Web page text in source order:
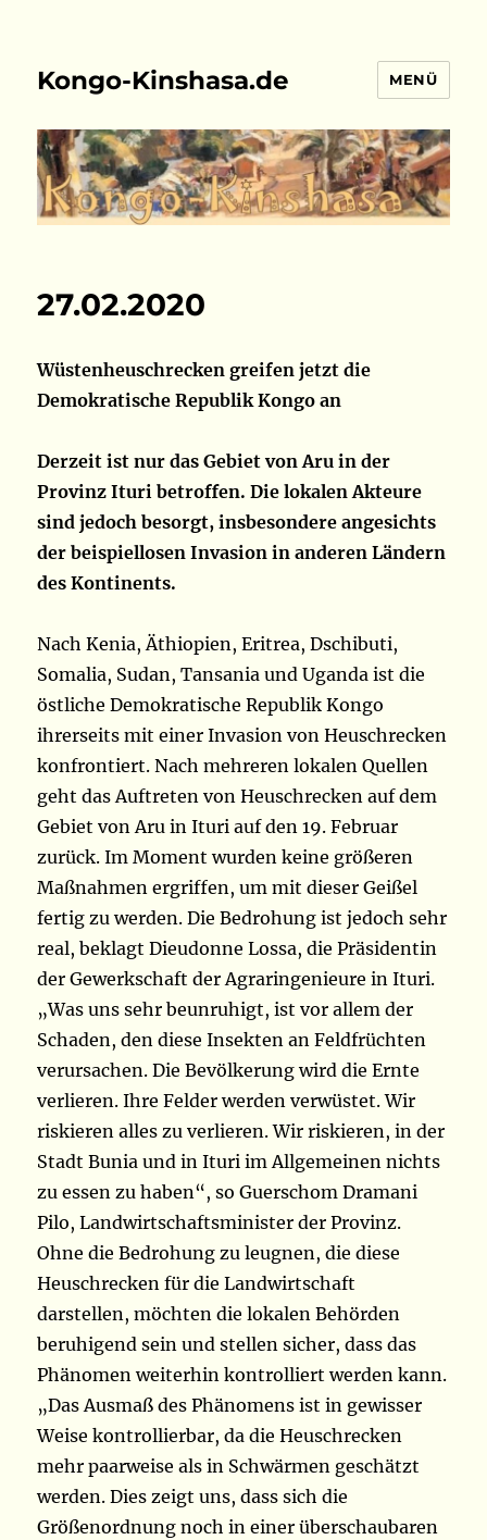
Kongo-Kinshasa.de MENÜ
27.02.2020
Wüstenheuschrecken greifen jetzt die
Demokratische Republik Kongo an
Derzeit ist nur das Gebiet von Aru in der
Provinz Ituri betroffen. Die lokalen Akteure
sind jedoch besorgt, insbesondere angesichts
der beispiellosen Invasion in anderen Ländern
des Kontinents.
Nach Kenia, Äthiopien, Eritrea, Dschibuti,
Somalia, Sudan, Tansania und Uganda ist die
östliche Demokratische Republik Kongo
ihrerseits mit einer Invasion von Heuschrecken
konfrontiert. Nach mehreren lokalen Quellen
geht das Auftreten von Heuschrecken auf dem
Gebiet von Aru in Ituri auf den 19. Februar
zurück. Im Moment wurden keine größeren
Maßnahmen ergriffen, um mit dieser Geißel
fertig zu werden. Die Bedrohung ist jedoch sehr
real, beklagt Dieudonne Lossa, die Präsidentin
der Gewerkschaft der Agraringenieure in Ituri.
„Was uns sehr beunruhigt, ist vor allem der
Schaden, den diese Insekten an Feldfrüchten
verursachen. Die Bevölkerung wird die Ernte
verlieren. Ihre Felder werden verwüstet. Wir
riskieren alles zu verlieren. Wir riskieren, in der
Stadt Bunia und in Ituri im Allgemeinen nichts
zu essen zu haben“, so Guerschom Dramani
Pilo, Landwirtschaftsminister der Provinz.
Ohne die Bedrohung zu leugnen, die diese
Heuschrecken für die Landwirtschaft
darstellen, möchten die lokalen Behörden
beruhigend sein und stellen sicher, dass das
Phänomen weiterhin kontrolliert werden kann.
„Das Ausmaß des Phänomens ist in gewisser
Weise kontrollierbar, da die Heuschrecken
mehr paarweise als in Schwärmen geschätzt
werden. Dies zeigt uns, dass sich die
Größenordnung noch in einer überschaubaren